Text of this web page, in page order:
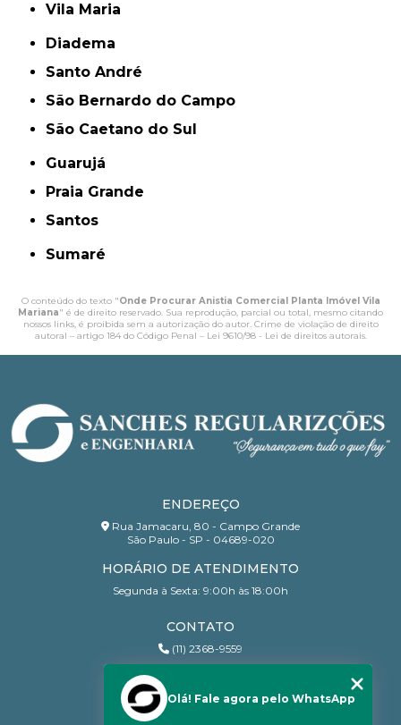
Vila Maria
Diadema
Santo André
São Bernardo do Campo
São Caetano do Sul
Guarujá
Praia Grande
Santos
Sumaré
O conteúdo do texto "Onde Procurar Anistia Comercial Planta Imóvel Vila
Mariana" é de direito reservado. Sua reprodução, parcial ou total, mesmo citando
nossos links, é proibida sem a autorização do autor. Crime de violação de direito
autoral – artigo 184 do Código Penal – Lei 9610/98 - Lei de direitos autorais.
ENDEREÇO
Rua Jamacaru, 80 - Campo Grande
São Paulo - SP - 04689-020
HORÁRIO DE ATENDIMENTO
Segunda à Sexta: 9:00h às 18:00h
CONTATO
(11) 2368-9559
contato@sanchesri.com.br
Olá! Fale agora pelo WhatsApp